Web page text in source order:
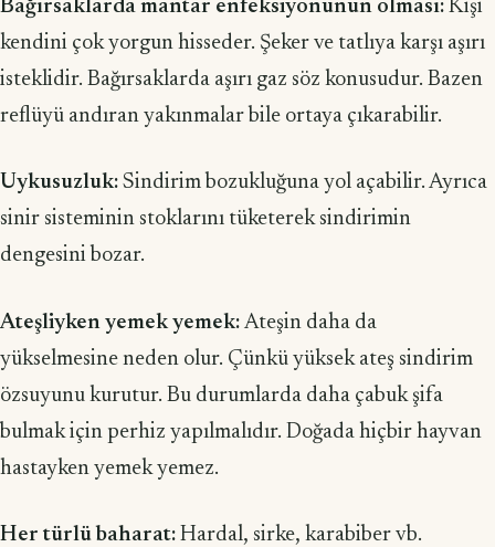
Bağırsaklarda mantar enfeksiyonunun olması: Kişi
kendini çok yorgun hisseder. Şeker ve tatlıya karşı aşırı
isteklidir. Bağırsaklarda aşırı gaz söz konusudur. Bazen
reflüyü andıran yakınmalar bile ortaya çıkarabilir.
Uykusuzluk: Sindirim bozukluğuna yol açabilir. Ayrıca
sinir sisteminin stoklarını tüketerek sindirimin
dengesini bozar.
Ateşliyken yemek yemek: Ateşin daha da
yükselmesine neden olur. Çünkü yüksek ateş sindirim
özsuyunu kurutur. Bu durumlarda daha çabuk şifa
bulmak için perhiz yapılmalıdır. Doğada hiçbir hayvan
hastayken yemek yemez.
Her türlü baharat: Hardal, sirke, karabiber vb.